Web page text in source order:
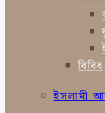
বিবিধ
ইসলামী